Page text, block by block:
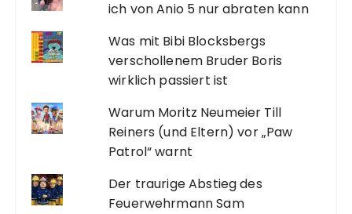
ich von Anio 5 nur abraten kann
Was mit Bibi Blocksbergs
verschollenem Bruder Boris
wirklich passiert ist
Warum Moritz Neumeier Till
Reiners (und Eltern) vor „Paw
Patrol“ warnt
Der traurige Abstieg des
Feuerwehrmann Sam